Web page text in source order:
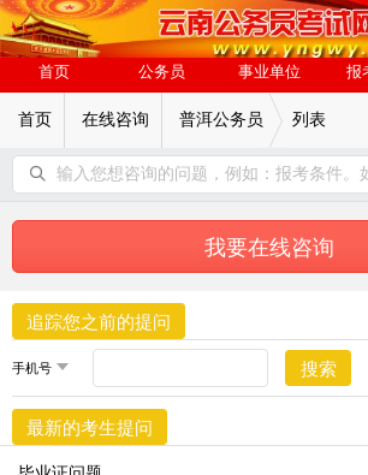
首页 公务员 事业单位 报
首页 在线咨询 普洱公务员 列表
输入您想咨询的问题，例如：报考条件
我要在线咨询
追踪您之前的提问
搜索
最新的考生提问